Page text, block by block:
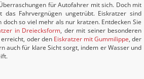
für Autofahrer mit sich. Doch mit
Fahrvergnügen ungetrübt. Eiskratzer sind
so viel mehr als nur kratzen. Entdecken Sie
in Dreiecksform, der mit seiner besonderen
erreicht, oder den Eiskratzer mit Gummilippe, der
auch für klare Sicht sorgt, indem er Wasser und